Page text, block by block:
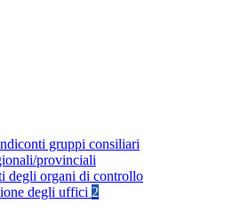
gruppi consiliari
provinciali
degli organi di controllo
degli uffici 2